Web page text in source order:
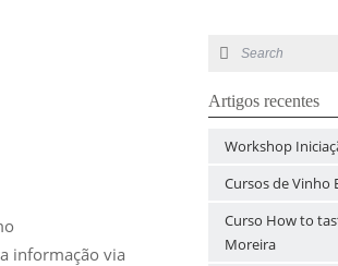
informação via
Artigos recentes
Workshop
Cursos de Vinho
Curso How to
Moreira